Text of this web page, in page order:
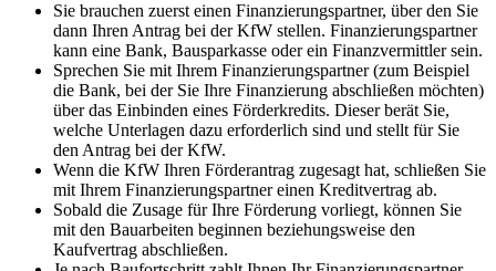
Sie brauchen zuerst einen Finanzierungspartner, über den Sie
dann Ihren Antrag bei der KfW stellen. Finanzierungspartner
kann eine Bank, Bausparkasse oder ein Finanzvermittler sein.
Sprechen Sie mit Ihrem Finanzierungspartner (zum Beispiel
die Bank, bei der Sie Ihre Finanzierung abschließen möchten)
über das Einbinden eines Förderkredits. Dieser berät Sie,
welche Unterlagen dazu erforderlich sind und stellt für Sie
den Antrag bei der KfW.
Wenn die KfW Ihren Förderantrag zugesagt hat, schließen Sie
mit Ihrem Finanzierungspartner einen Kreditvertrag ab.
Sobald die Zusage für Ihre Förderung vorliegt, können Sie
mit den Bauarbeiten beginnen beziehungsweise den
Kaufvertrag abschließen.